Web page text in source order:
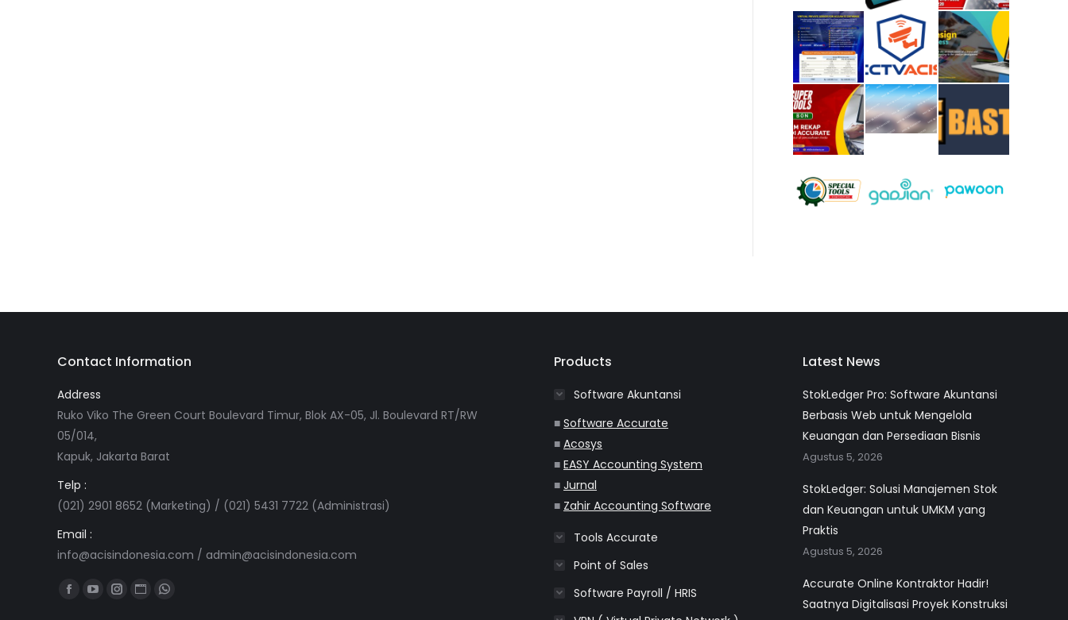
Contact Information
Address
Ruko Viko The Green Court Boulevard Timur, Blok AX-05, Jl. Boulevard RT/RW
05/014,
Kapuk, Jakarta Barat
Telp :
(021) 2901 8652 (Marketing) / (021) 5431 7722 (Administrasi)
Email :
info@acisindonesia.com / admin@acisindonesia.com
Find us on:
FacebookYouTube
Instagram
WebsiteWhatsapp
Products
Software Akuntansi
■ Software Accurate
■ Acosys
■ EASY Accounting System
■ Jurnal
■ Zahir Accounting Software
Tools Accurate
Point of Sales
Software Payroll / HRIS
Latest News
StokLedger Pro: Software Akuntansi
Berbasis Web untuk Mengelola
Keuangan dan Persediaan Bisnis
Agustus 5, 2026
StokLedger: Solusi Manajemen Stok
dan Keuangan untuk UMKM yang
Praktis
Agustus 5, 2026
Accurate Online Kontraktor Hadir!
Saatnya Digitalisasi Proyek Konstruksi